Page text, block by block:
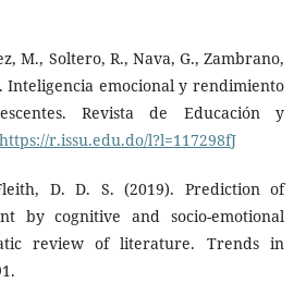
M., Soltero, R., Nava, G., Zambrano,
Inteligencia emocional y rendimiento
Revista de Educación y
https://r.issu.edu.do/l?l=117298fJ
D. D. S. (2019). Prediction of
by cognitive and socio-emotional
review of literature. Trends in